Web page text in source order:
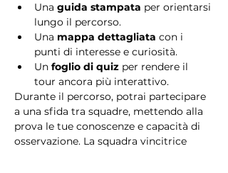
Una guida stampata per orientarsi
lungo il percorso.
Una mappa dettagliata con i
punti di interesse e curiosità.
Un foglio di quiz per rendere il
tour ancora più interattivo.
Durante il percorso, potrai partecipare
a una sfida tra squadre, mettendo alla
prova le tue conoscenze e capacità di
osservazione. La squadra vincitrice